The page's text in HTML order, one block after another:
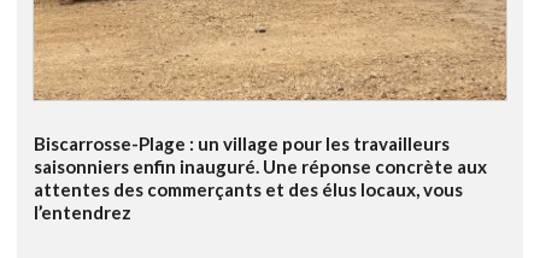
Biscarrosse-Plage : un village pour les travailleurs
saisonniers enfin inauguré. Une réponse concrète aux
attentes des commerçants et des élus locaux, vous
l’entendrez